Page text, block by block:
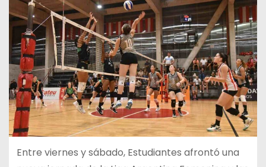
Entre viernes y sábado, Estudiantes afrontó una